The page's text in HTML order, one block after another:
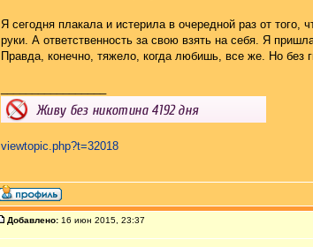
Я сегодня плакала и истерила в очередной раз от
руки. А ответственность за свою взять на себя. Я
Правда, конечно, тяжело, когда любишь, все же. Но без
viewtopic.php?t=32018
Добавлено: 16 июн 2015, 23:37